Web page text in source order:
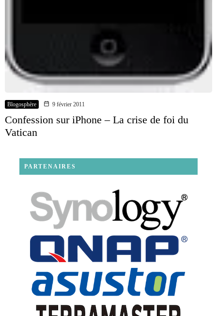
Blogosphère 9 février 2011
Confession sur iPhone – La crise de foi du
Vatican
PARTENAIRES